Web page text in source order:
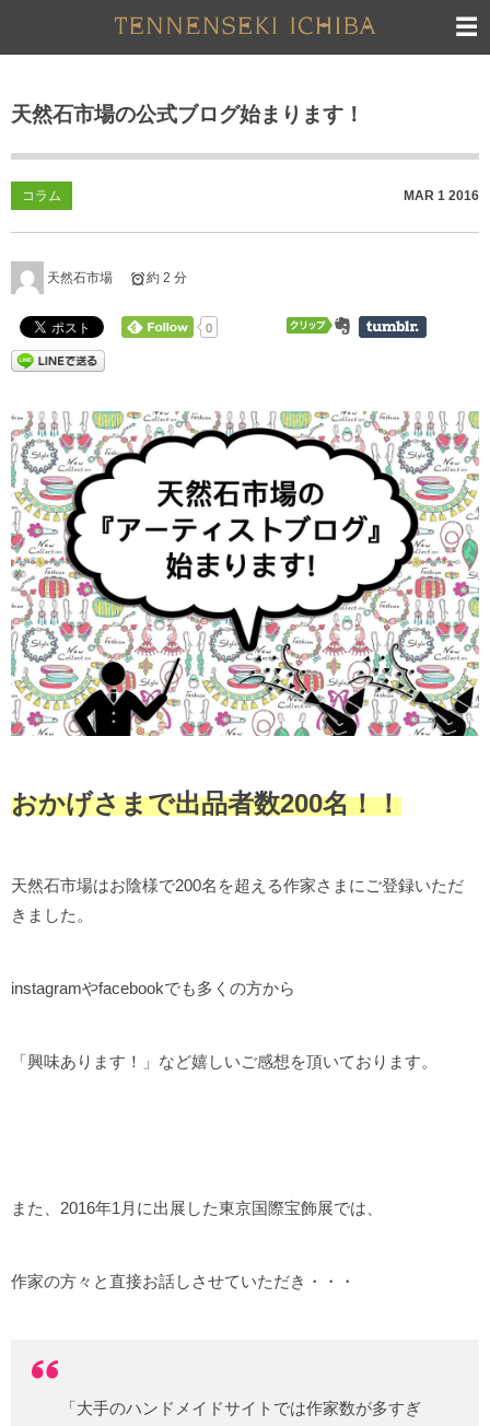
天然石市場の公式ブログ始まります！
コラム MAR 1 2016
天然石市場 約 2 分
0
おかげさまで出品者数200名！！
天然石市場はお陰様で200名を超える作家さまにご登録いただ
きました。
instagramやfacebookでも多くの方から
「興味あります！」など嬉しいご感想を頂いております。
また、2016年1月に出展した東京国際宝飾展では、
作家の方々と直接お話しさせていただき・・・
「大手のハンドメイドサイトでは作家数が多すぎ